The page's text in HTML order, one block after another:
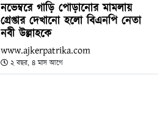
নভেম্বরে গাড়ি পোড়ানোর মামলায়
গ্রেপ্তার দেখানো হলো বিএনপি নেতা
নবী উল্লাহকে
www.ajkerpatrika.com
২ বছর, ৪ মাস আগে